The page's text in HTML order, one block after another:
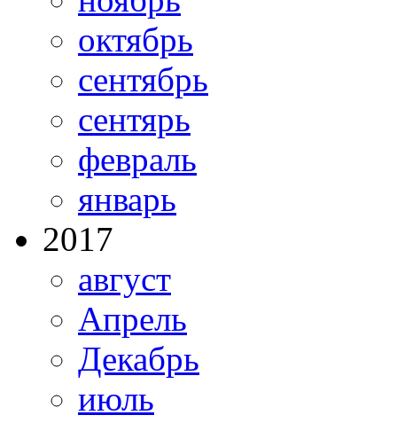
октябрь
сентябрь
сентярь
февраль
январь
2017
август
Апрель
Декабрь
июль